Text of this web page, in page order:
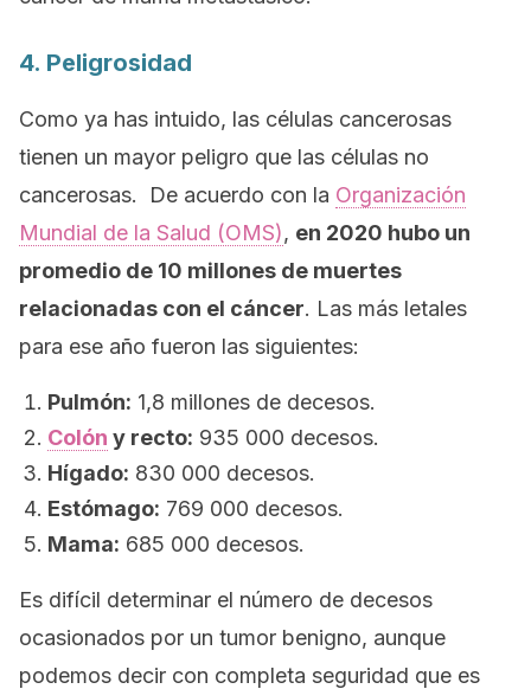
4. Peligrosidad
Como ya has intuido, las células cancerosas
tienen un mayor peligro que las células no
cancerosas. De acuerdo con la Organización
Mundial de la Salud (OMS), en 2020 hubo un
promedio de 10 millones de muertes
relacionadas con el cáncer. Las más letales
para ese año fueron las siguientes:
Pulmón: 1,8 millones de decesos.
Colón y recto: 935 000 decesos.
Hígado: 830 000 decesos.
Estómago: 769 000 decesos.
Mama: 685 000 decesos.
Es difícil determinar el número de decesos
ocasionados por un tumor benigno, aunque
podemos decir con completa seguridad que es